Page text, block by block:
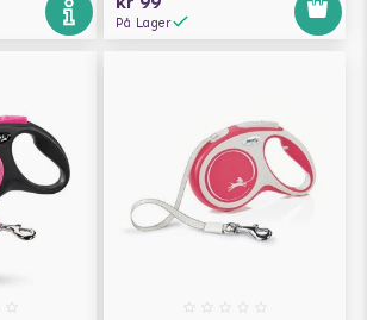
På Lager